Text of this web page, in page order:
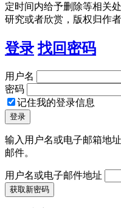
定时间内给予删除等相关
研究或者欣赏，版权归作者
登录 找回密码
用户名
密码
记住我的登录信息
输入用户名或电子邮箱地
邮件。
用户名或电子邮件地址